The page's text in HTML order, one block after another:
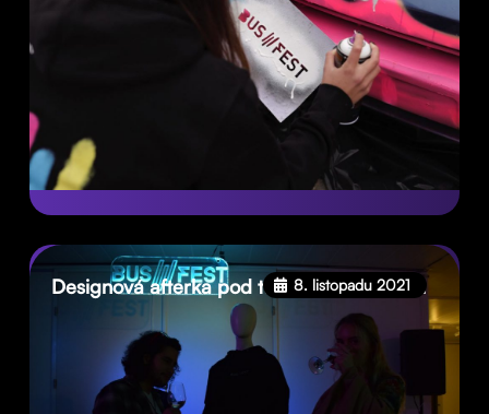
Designová afterka pod taktovkou Busfestu
8. listopadu 2021